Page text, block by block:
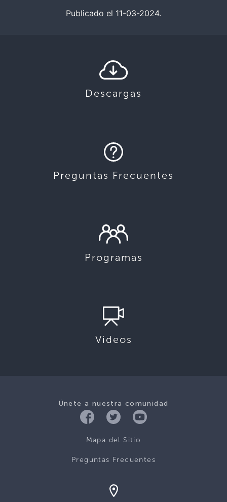
Publicado el 11-03-2024.
Descargas
Preguntas Frecuentes
Programas
Videos
Únete a nuestra comunidad
Mapa del Sitio
Preguntas Frecuentes